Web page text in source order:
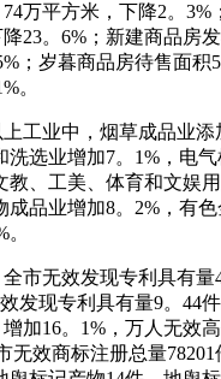
万平方米，下降2。3%
23。6%；新建商品房
；岁暮商品房待售面积
。
业中，烟草成品业添
洗选业增加7。1%，电
教、工美、体育和文娱用
成品业增加8。2%，有
无效发现专利具有量
发现专利具有量9。44
加16。1%，万人无效
无效商标注册总量78201